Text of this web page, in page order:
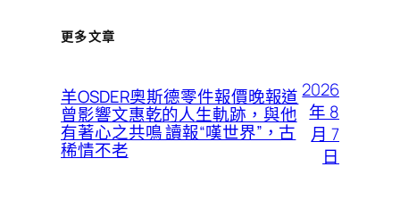
更多文章
羊OSDER奧斯德零件報價晚報道
曾影響文惠乾的人生軌跡，與他
有著心之共鳴 讀報“嘆世界”，古
稀情不老
2026
年 8
月 7
日